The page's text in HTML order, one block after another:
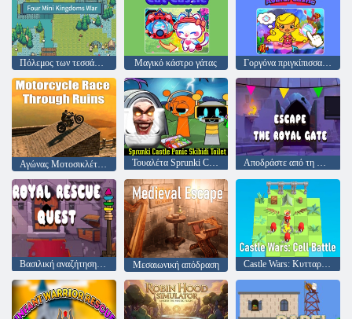
Πόλεμος των τεσσάρων μίνι βασιλείων Μαγικό κάστρο γάτας Γοργόνα πριγκίπισσα Avater Castle
Τουαλέτα Sprunki Castle Panic Skibidi Αποδράστε από τη Βασιλική Πύλη
Βασιλική αναζήτηση διάσωσης Μεσαιωνική απόδραση Castle Wars: Κυτταρική μάχη